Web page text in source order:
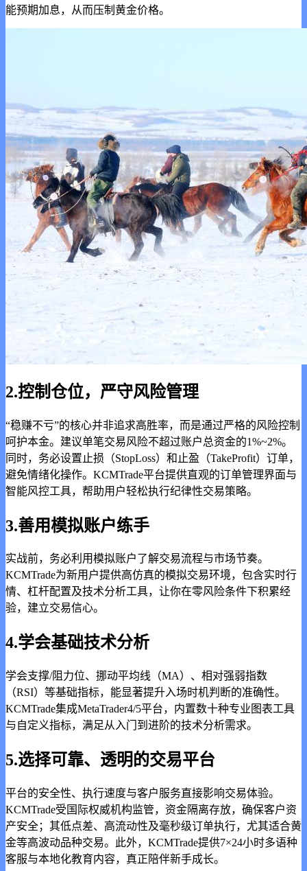
能预期加息，从而压制黄金价格。
2.控制仓位，严守风险管理
“稳赚不亏”的核心并非追求高胜率，而是通过严格的风险控制
呵护本金。建议单笔交易风险不超过账户总资金的1%~2%。
同时，务必设置止损（StopLoss）和止盈（TakeProfit）订单，
避免情绪化操作。KCMTrade平台提供直观的订单管理界面与
智能风控工具，帮助用户轻松执行纪律性交易策略。
3.善用模拟账户练手
实战前，务必利用模拟账户了解交易流程与市场节奏。
KCMTrade为新用户提供高仿真的模拟交易环境，包含实时行
情、杠杆配置及技术分析工具，让你在零风险条件下积累经
验，建立交易信心。
4.学会基础技术分析
学会支撑/阻力位、挪动平均线（MA）、相对强弱指数
（RSI）等基础指标，能显著提升入场时机判断的准确性。
KCMTrade集成MetaTrader4/5平台，内置数十种专业图表工具
与自定义指标，满足从入门到进阶的技术分析需求。
5.选择可靠、透明的交易平台
平台的安全性、执行速度与客户服务直接影响交易体验。
KCMTrade受国际权威机构监管，资金隔离存放，确保客户资
产安全；其低点差、高流动性及毫秒级订单执行，尤其适合黄
金等高波动品种交易。此外，KCMTrade提供7×24小时多语种
客服与本地化教育内容，真正陪伴新手成长。